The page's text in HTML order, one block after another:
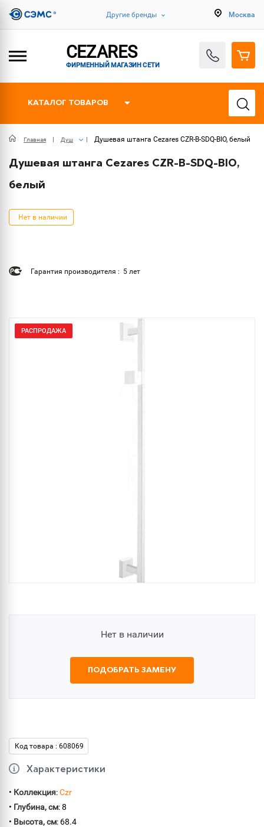
Другие бренды Москва
CEZARES
ФИРМЕННЫЙ МАГАЗИН СЕТИ
КАТАЛОГ ТОВАРОВ
Главная Душ Душевая штанга Cezares CZR-B-SDQ-BIO, белый
Душевая штанга Cezares CZR-B-SDQ-BIO,
белый
Нет в наличии
Гарантия производителя : 5 лет
РАСПРОДАЖА
Нет в наличии
ПОДОБРАТЬ ЗАМЕНУ
Код товара : 608069
Характеристики
• Коллекция:Czr
• Глубина, см: 8
• Высота, см: 68.4